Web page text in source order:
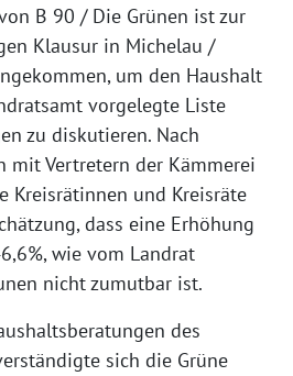
B 90 / Die Grünen ist zur
Klausur in Michelau /
um den Haushalt
vorgelegte Liste
zu diskutieren. Nach
mit Vertretern der Kämmerei
Kreisrätinnen und Kreisräte
dass eine Erhöhung
wie vom Landrat
nicht zumutbar ist.
des
sich die Grüne